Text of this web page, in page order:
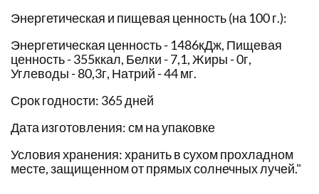
Энергетическая и пищевая ценность (на 100 г.):
Энергетическая ценность - 1486кДж, Пищевая
ценность - 355ккал, Белки - 7,1, Жиры - 0г,
Углеводы - 80,3г, Натрий - 44 мг.
Срок годности: 365 дней
Дата изготовления: см на упаковке
Условия хранения: хранить в сухом прохладном
месте, защищенном от прямых солнечных лучей."